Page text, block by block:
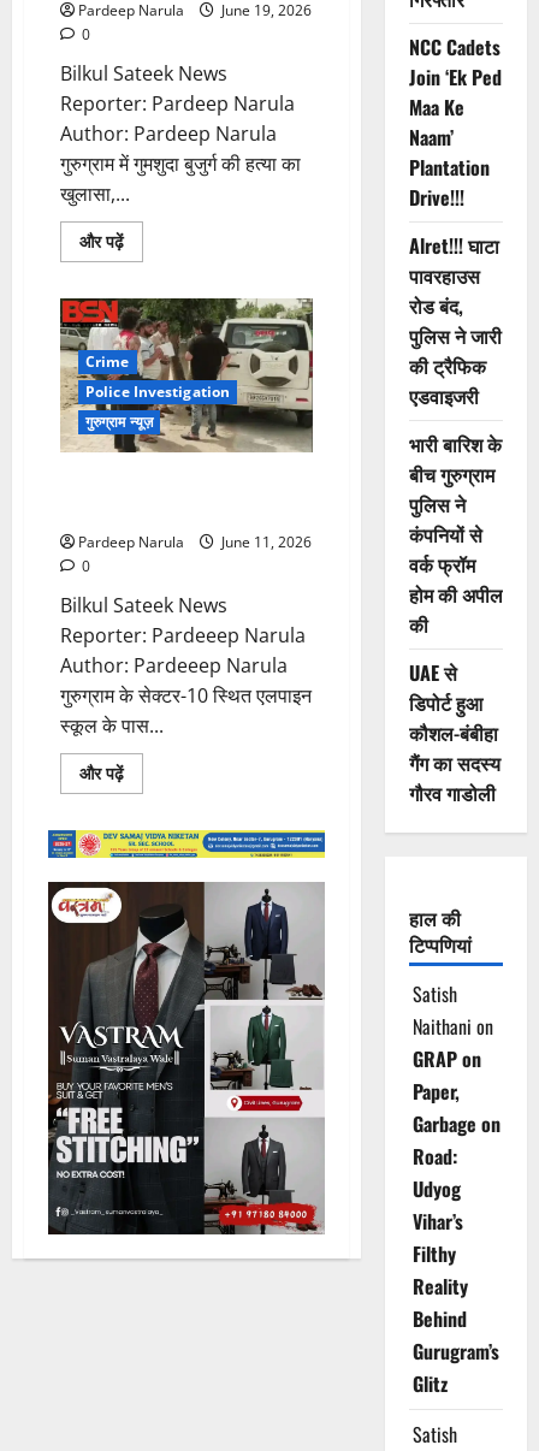
Pardeep Narula
June 19, 2026
0
Bilkul Sateek News
Reporter: Pardeep Narula
Author: Pardeep Narula
गुरुग्राम में गुमशुदा बुजुर्ग की हत्या का
खुलासा,...
और पढ़ेंRead
more
में
गुमशुदा
बुजुर्ग
की
हत्या,
शव
जलाकर
सबूत
मिटाने
की
Crime
Police Investigation
गुरुग्राम न्यूज़
Pardeep Narula
June 11, 2026
0
Bilkul Sateek News
Reporter: Pardeeep Narula
Author: Pardeeep Narula
गुरुग्राम के सेक्टर-10 स्थित एलपाइन
स्कूल के पास...
और पढ़ेंRead
more
में
सट्टे
लेकर
फायरिंग,
युवक
घायल!!!
NCC Cadets
Join ‘Ek Ped
Maa Ke
Naam’
Plantation
Drive!!!
Alret!!! घाटा
पावरहाउस
रोड बंद,
पुलिस ने जारी
की ट्रैफिक
एडवाइजरी
भारी बारिश के
बीच गुरुग्राम
पुलिस ने
कंपनियों से
वर्क फ्रॉम
होम की अपील
की
UAE से
डिपोर्ट हुआ
कौशल-बंबीहा
गैंग का सदस्य
गौरव गाडोली
हाल की
टिप्पणियां
Satish
Naithani on
GRAP on
Paper,
Garbage on
Road:
Udyog
Vihar’s
Filthy
Reality
Behind
Gurugram’s
Glitz
Satish